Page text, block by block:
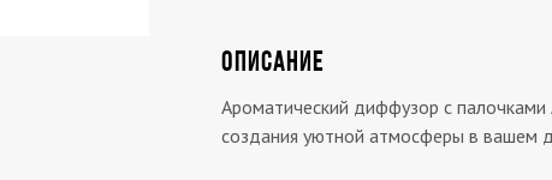
ОПИСАНИЕ
Ароматический диффузор с
создания уютной атмосферы в вашем